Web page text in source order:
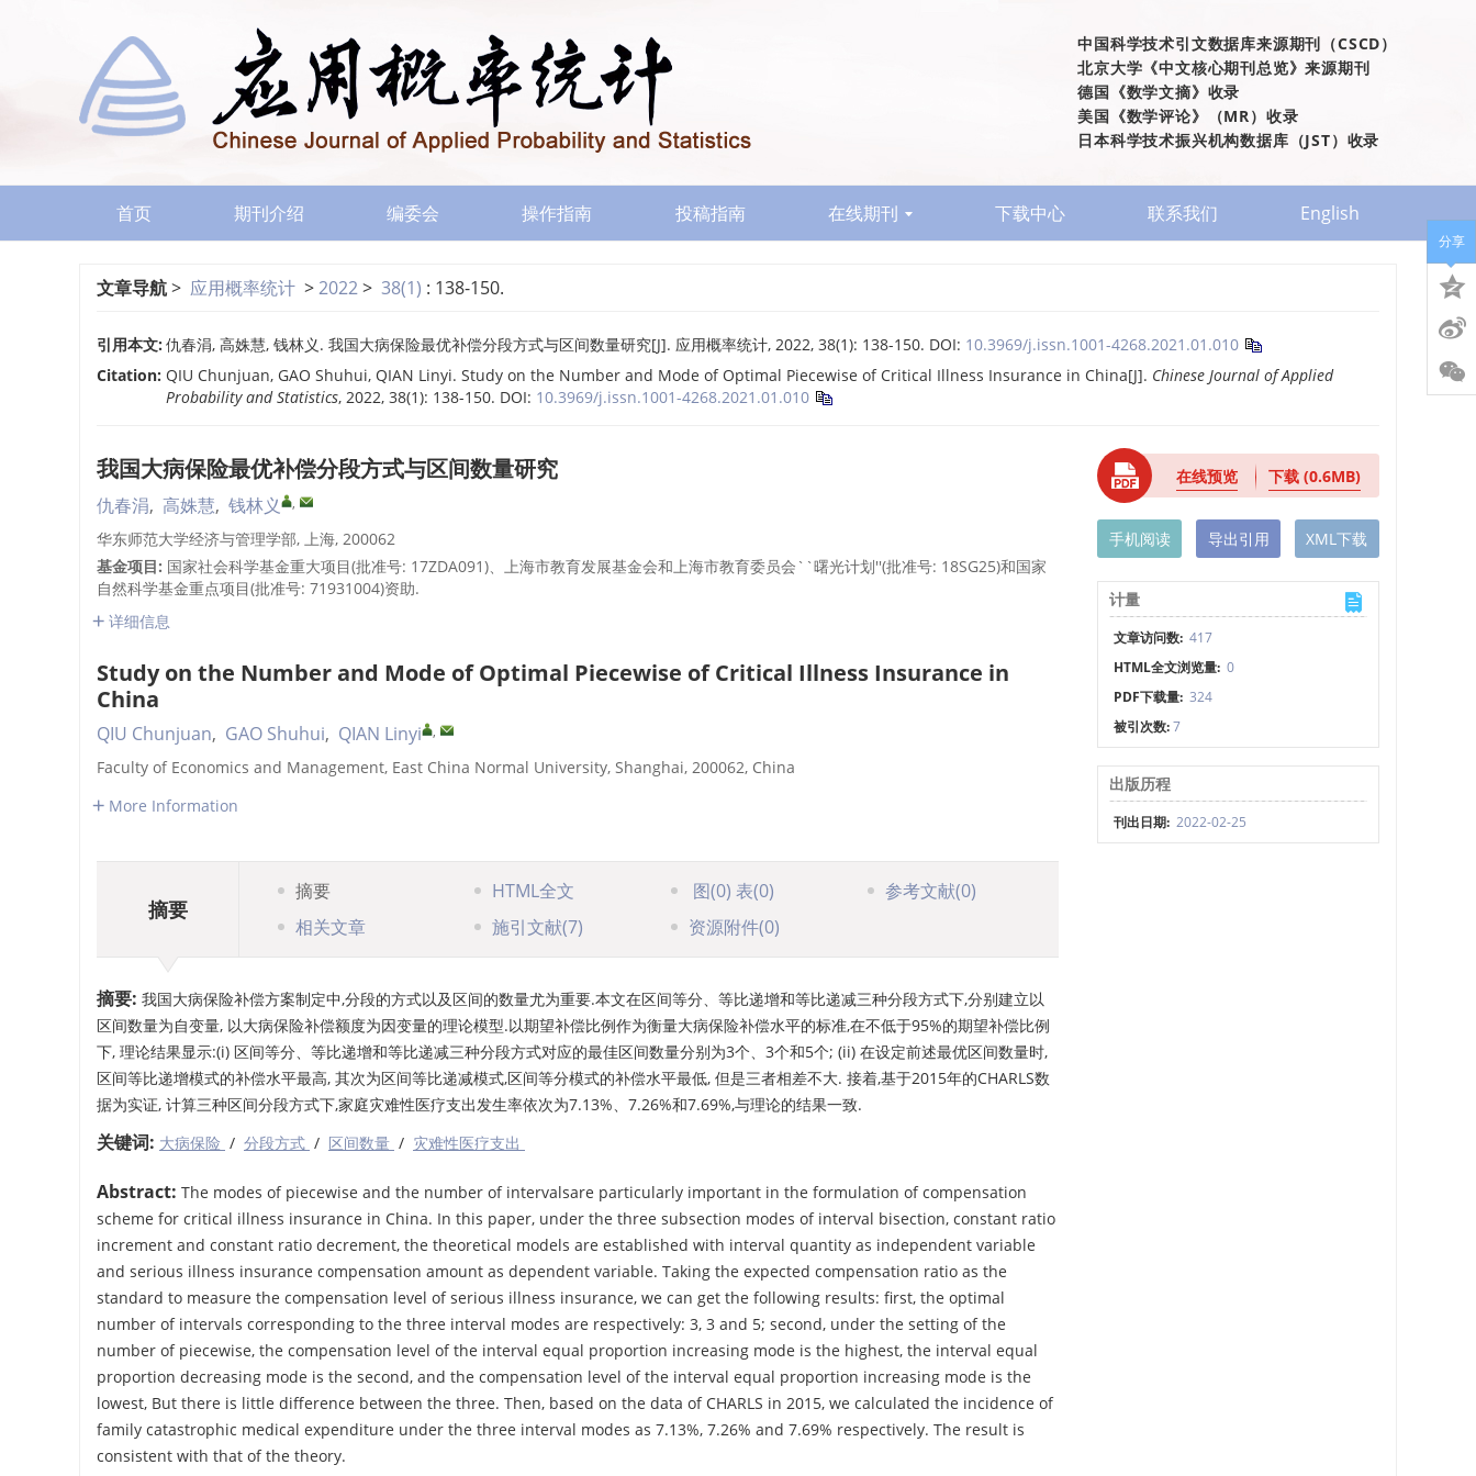
中国科学技术引文数据库来源期刊（CSCD）
北京大学《中文核心期刊总览》来源期刊
德国《数学文摘》收录
美国《数学评论》（MR）收录
日本科学技术振兴机构数据库（JST）收录
首页 期刊介绍 编委会 操作指南 投稿指南 在线期刊 下载中心 联系我们 English
文章导航> 应用概率统计 >2022> 38(1) : 138-150.
引用本文: 仇春涓, 高姝慧, 钱林义. 我国大病保险最优补偿分段方式与区间数量研究[J]. 应用概率统计, 2022, 38(1): 138-150. DOI: 10.3969/j.issn.1001-4268.2021.01.010
Citation: QIU Chunjuan, GAO Shuhui, QIAN Linyi. Study on the Number and Mode of Optimal Piecewise of Critical Illness Insurance in China[J]. Chinese Journal of Applied
Probability and Statistics, 2022, 38(1): 138-150. DOI: 10.3969/j.issn.1001-4268.2021.01.010
我国大病保险最优补偿分段方式与区间数量研究
仇春涓, 高姝慧, 钱林义 ,
华东师范大学经济与管理学部, 上海, 200062
基金项目: 国家社会科学基金重大项目(批准号: 17ZDA091)、上海市教育发展基金会和上海市教育委员会``曙光计划''(批准号: 18SG25)和国家
自然科学基金重点项目(批准号: 71931004)资助.
详细信息
Study on the Number and Mode of Optimal Piecewise of Critical Illness Insurance in
China
QIU Chunjuan, GAO Shuhui, QIAN Linyi ,
Faculty of Economics and Management, East China Normal University, Shanghai, 200062, China
More Information
摘要
摘要 HTML全文 图(0) 表(0) 参考文献(0)
相关文章
施引文献(7) 资源附件(0)
摘要: 我国大病保险补偿方案制定中,分段的方式以及区间的数量尤为重要.本文在区间等分、等比递增和等比递减三种分段方式下,分别建立以
区间数量为自变量, 以大病保险补偿额度为因变量的理论模型.以期望补偿比例作为衡量大病保险补偿水平的标准,在不低于95%的期望补偿比例
下, 理论结果显示:(i) 区间等分、等比递增和等比递减三种分段方式对应的最佳区间数量分别为3个、3个和5个; (ii) 在设定前述最优区间数量时,
区间等比递增模式的补偿水平最高, 其次为区间等比递减模式,区间等分模式的补偿水平最低, 但是三者相差不大. 接着,基于2015年的CHARLS数
据为实证, 计算三种区间分段方式下,家庭灾难性医疗支出发生率依次为7.13%、7.26%和7.69%,与理论的结果一致.
关键词: 大病保险 / 分段方式 / 区间数量 / 灾难性医疗支出
Abstract: The modes of piecewise and the number of intervalsare particularly important in the formulation of compensation
scheme for critical illness insurance in China. In this paper, under the three subsection modes of interval bisection, constant ratio
increment and constant ratio decrement, the theoretical models are established with interval quantity as independent variable
and serious illness insurance compensation amount as dependent variable. Taking the expected compensation ratio as the
standard to measure the compensation level of serious illness insurance, we can get the following results: first, the optimal
number of intervals corresponding to the three interval modes are respectively: 3, 3 and 5; second, under the setting of the
number of piecewise, the compensation level of the interval equal proportion increasing mode is the highest, the interval equal
proportion decreasing mode is the second, and the compensation level of the interval equal proportion increasing mode is the
lowest, But there is little difference between the three. Then, based on the data of CHARLS in 2015, we calculated the incidence of
family catastrophic medical expenditure under the three interval modes as 7.13%, 7.26% and 7.69% respectively. The result is
consistent with that of the theory.
在线预览 下载(0.6MB)
手机阅读 导出引用 XML下载
计量
文章访问数: 417
HTML全文浏览量: 0
PDF下载量: 324
被引次数:7
出版历程
刊出日期: 2022-02-25
分享